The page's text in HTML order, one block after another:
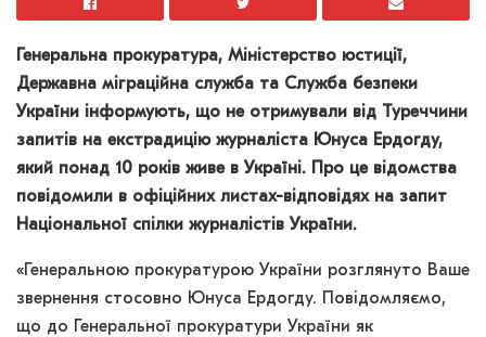
Генеральна прокуратура, Міністерство юстиції,
Державна міграційна служба та Служба безпеки
України інформують, що не отримували від Туреччини
запитів на екстрадицію журналіста Юнуса Ердогду,
який понад 10 років живе в Україні. Про це відомства
повідомили в офіційних листах-відповідях на запит
Національної спілки журналістів України.
«Генеральною прокуратурою України розглянуто Ваше
звернення стосовно Юнуса Ердогду. Повідомляємо,
що до Генеральної прокуратури України як